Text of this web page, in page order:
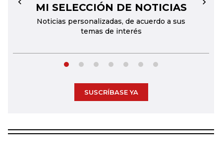
MI SELECCIÓN DE NOTICIAS
Noticias personalizadas, de acuerdo a sus
temas de interés
← →
SUSCRÍBASE YA